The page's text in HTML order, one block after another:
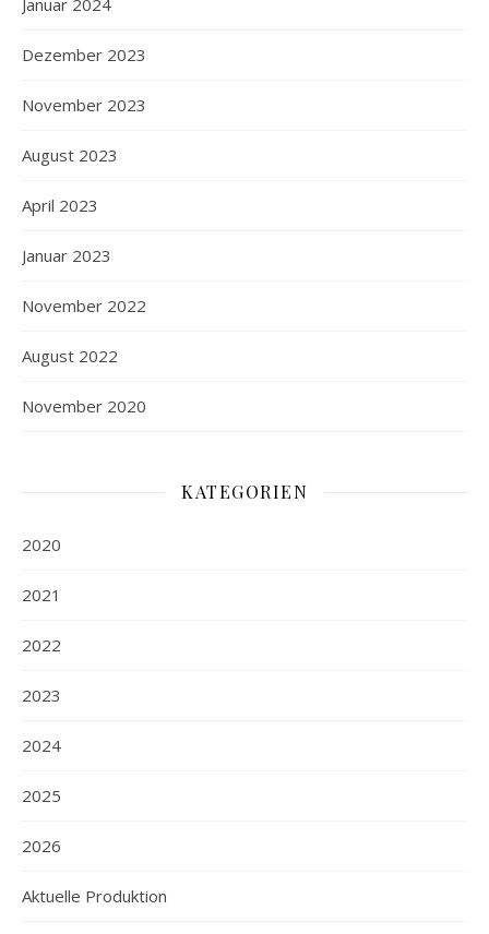
Januar 2024
Dezember 2023
November 2023
August 2023
April 2023
Januar 2023
November 2022
August 2022
November 2020
KATEGORIEN
2020
2021
2022
2023
2024
2025
2026
Aktuelle Produktion